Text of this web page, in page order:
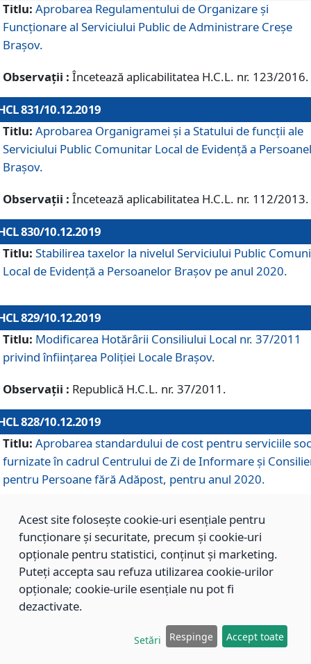
Titlu: Aprobarea Regulamentului de Organizare și
Funcționare al Serviciului Public de Administrare Creșe
Brașov.
Observații : Încetează aplicabilitatea H.C.L. nr. 123/2016.
831/10.12.2019
Titlu: Aprobarea Organigramei și a Statului de funcții ale
Serviciului Public Comunitar Local de Evidență a
Brașov.
Observații : Încetează aplicabilitatea H.C.L. nr. 112/2013.
830/10.12.2019
Titlu: Stabilirea taxelor la nivelul Serviciului Public
Local de Evidenţă a Persoanelor Braşov pe anul 2020.
829/10.12.2019
Titlu: Modificarea Hotărârii Consiliului Local nr. 37/2011
privind înființarea Poliției Locale Brașov.
Observații : Republică H.C.L. nr. 37/2011.
828/10.12.2019
Titlu: Aprobarea standardului de cost pentru serviciile
furnizate în cadrul Centrului de Zi de Informare și
pentru Persoane fără Adăpost, pentru anul 2020.
827/10.12.2019
Aprobarea standardului de cost pentru serviciile
furnizate în cadrul Centrului Rezidențial pentru Persoane
Adăpost, pentru anul 2020.
Aprobarea standardului de cost pentru serviciile
Acest site folosește cookie-uri esențiale pentru
funcționare și securitate, precum și cookie-uri
opționale pentru statistici, conținut și marketing.
Puteți accepta sau refuza utilizarea cookie-urilor
opționale; cookie-urile esențiale nu pot fi
dezactivate.
Setări Respinge Accept toate